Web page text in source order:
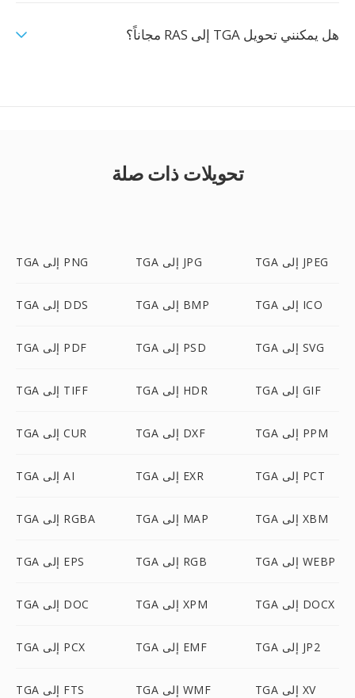
هل يمكنني تحويل TGA إلى RAS مجاناً؟
تحويلات ذات صلة
TGA إلى PNG TGA إلى JPG TGA إلى JPEG
TGA إلى DDS TGA إلى BMP TGA إلى ICO
TGA إلى PDF TGA إلى PSD TGA إلى SVG
TGA إلى TIFF TGA إلى HDR TGA إلى GIF
TGA إلى CUR TGA إلى DXF TGA إلى PPM
TGA إلى AI TGA إلى EXR TGA إلى PCT
TGA إلى RGBA TGA إلى MAP TGA إلى XBM
TGA إلى EPS TGA إلى RGB TGA إلى WEBP
TGA إلى DOC TGA إلى XPM TGA إلى DOCX
TGA إلى PCX TGA إلى EMF TGA إلى JP2
TGA إلى FTS TGA إلى WMF TGA إلى XV